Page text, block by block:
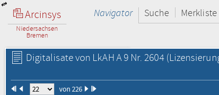
Arcinsys
Niedersachsen
Bremen
Navigator Suche Merkliste
Digitalisate von LkAH A 9 Nr. 2604
von 226